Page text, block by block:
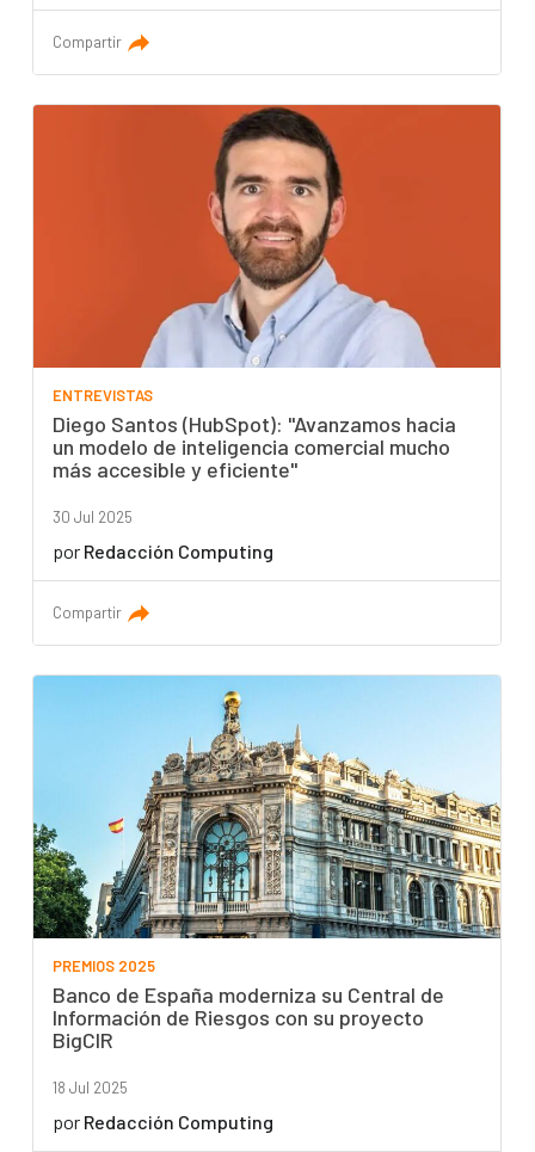
Compartir
ENTREVISTAS
Diego Santos (HubSpot): "Avanzamos hacia
un modelo de inteligencia comercial mucho
más accesible y eficiente"
30 Jul 2025
por Redacción Computing
Compartir
PREMIOS 2025
Banco de España moderniza su Central de
Información de Riesgos con su proyecto
BigCIR
18 Jul 2025
por Redacción Computing